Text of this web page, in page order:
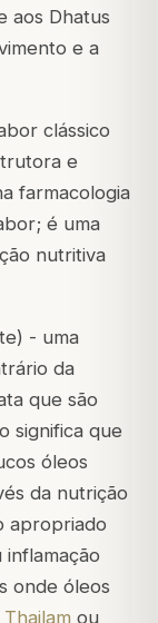
aos Dhatus
e a
clássico
e
farmacologia
é uma
nutritiva
- uma
da
que são
significa que
óleos
da nutrição
apropriado
onde óleos
ou